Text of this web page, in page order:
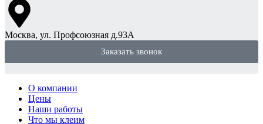
Москва, ул. Профсоюзная д.93А
Заказать звонок
О компании
Цены
Наши работы
Что мы клеим